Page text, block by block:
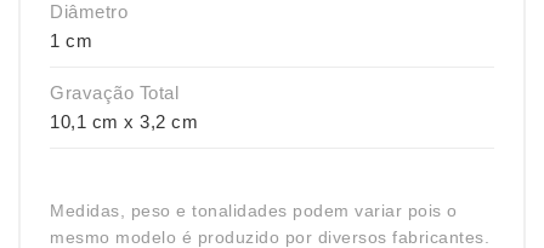
Diâmetro
1 cm
Gravação Total
10,1 cm x 3,2 cm
Medidas, peso e tonalidades podem variar pois o
mesmo modelo é produzido por diversos fabricantes.